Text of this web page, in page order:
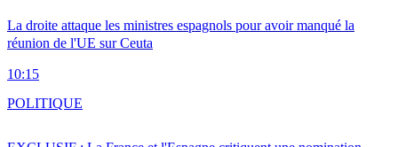
La droite attaque les ministres espagnols pour avoir manqué la
réunion de l'UE sur Ceuta
10:15
POLITIQUE